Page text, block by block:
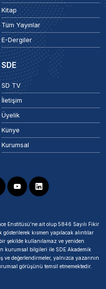
Kitap
Tüm Yayınlar
E-Dergiler
SDE
SD TV
İletişim
Üyelik
Künye
Kurumsal
Enstitüsü’ne ait olup 5846 Sayılı Fikir
kısmen yapılacak alıntılar
şekilde kullanılamaz ve yeniden
kurumsal bilgileri ile SDE Akademik
ve değerlendirmeler, yalnızca yazarının
görüşünü temsil etmemektedir.